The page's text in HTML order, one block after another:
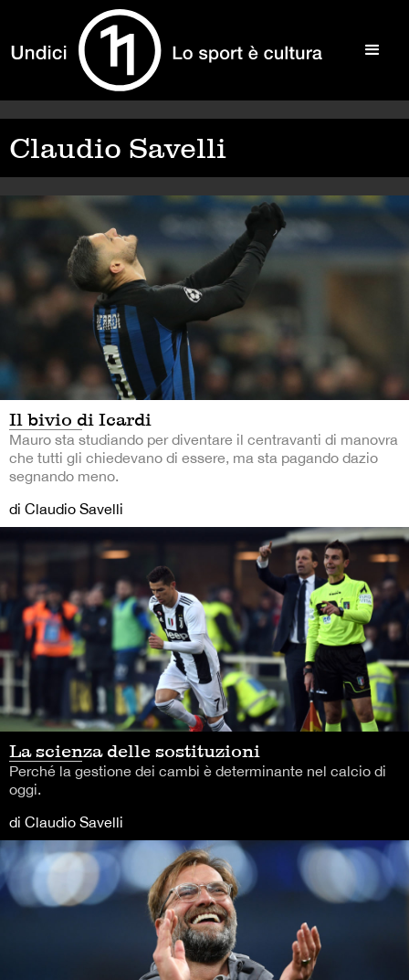
Claudio Savelli
Il bivio di Icardi
Mauro sta studiando per diventare il centravanti di manovra
che tutti gli chiedevano di essere, ma sta pagando dazio
segnando meno.
di Claudio Savelli
La scienza delle sostituzioni
Perché la gestione dei cambi è determinante nel calcio di
oggi.
di Claudio Savelli